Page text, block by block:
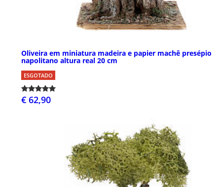
Oliveira em miniatura madeira e papier machê presépio
napolitano altura real 20 cm
ESGOTADO
€ 62,90